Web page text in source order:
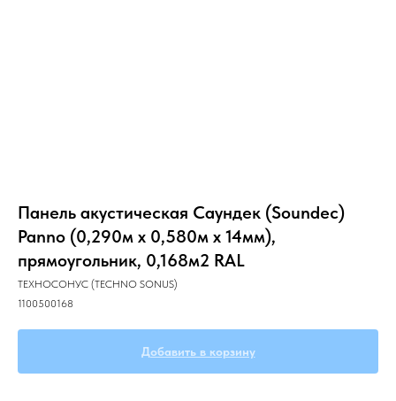
Панель акустическая Саундек (Soundec)
Panno (0,290м x 0,580м х 14мм),
прямоугольник, 0,168м2 RAL
ТЕХНОСОНУС (TECHNO SONUS)
1100500168
Добавить в корзину